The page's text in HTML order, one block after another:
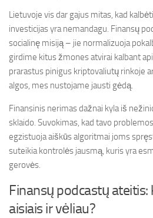
Lietuvoje vis dar gajus mitas, kad
investicijas yra nemandagu. Finansų
socialinę misiją – jie normalizuoja
girdime kitus žmones atvirai kalbant
prarastus pinigus kriptovaliutų rinkoje
algos, mes nustojame jausti gėdą.
Finansinis nerimas dažnai kyla iš
sklaido. Suvokimas, kad tavo
egzistuoja aiškūs algoritmai joms
suteikia kontrolės jausmą, kuris yra
gerovės.
Finansų podcastų
aisiais ir vėliau?